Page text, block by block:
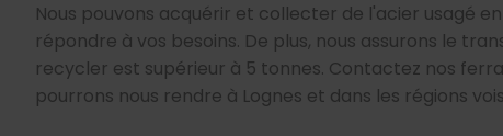
Nous pouvons acquérir et collecter de l'acier usagé
répondre à vos besoins. De plus, nous assurons le
recycler est supérieur à 5 tonnes. Contactez nos
pourrons nous rendre à Lognes et dans les régions